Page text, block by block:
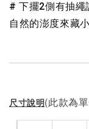
# 下擺2側有抽繩
自然的澎度來藏小
尺寸說明(此款為